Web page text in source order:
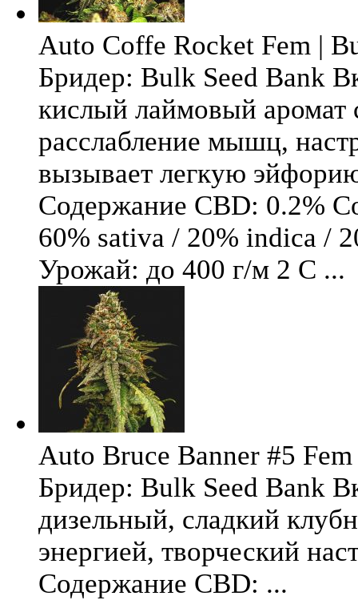
Auto Coffe Rocket Fem |
Бридер: Bulk Seed Bank
кислый лаймовый аромат
расслабление мышц,
вызывает легкую
Содержание CBD: 0.2%
60% sativa / 20% indica /
Урожай: до 400 г/м 2 С ...
Auto Bruce Banner #5
Бридер: Bulk Seed Bank
дизельный, сладкий
энергией, творческий
Содержание CBD: ...